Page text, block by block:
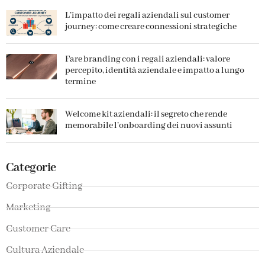
L’impatto dei regali aziendali sul customer
journey: come creare connessioni strategiche
Fare branding con i regali aziendali: valore
percepito, identità aziendale e impatto a lungo
termine
Welcome kit aziendali: il segreto che rende
memorabile l’onboarding dei nuovi assunti
Categorie
Corporate Gifting
Marketing
Customer Care
Cultura Aziendale